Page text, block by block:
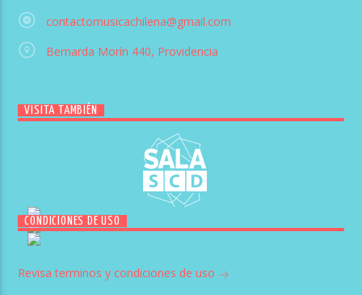
contactomusicachilena@gmail.com
Bernarda Morín 440, Providencia
VISITA TAMBIÉN
CONDICIONES DE USO
Revisa terminos y condiciones de uso